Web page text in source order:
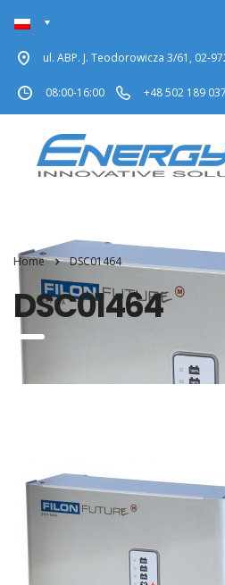
ul. ABP. J. Teodorowicza 3/61, 02-
08:00-16:00 +48 502 189 037
Home DSC01464
DSC01464